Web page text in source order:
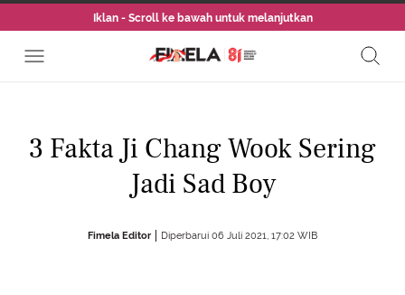
Iklan - Scroll ke bawah untuk melanjutkan
3 Fakta Ji Chang Wook Sering
Jadi Sad Boy
Fimela Editor Diperbarui 06 Juli 2021, 17:02 WIB